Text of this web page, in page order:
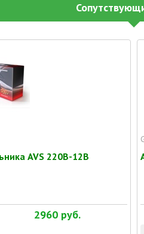
AVS 220В-12В
2960 руб.